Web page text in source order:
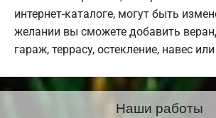
интернет-каталоге, могут быть
желании вы сможете добавить
гараж, террасу, остекление, навес
Наши работы